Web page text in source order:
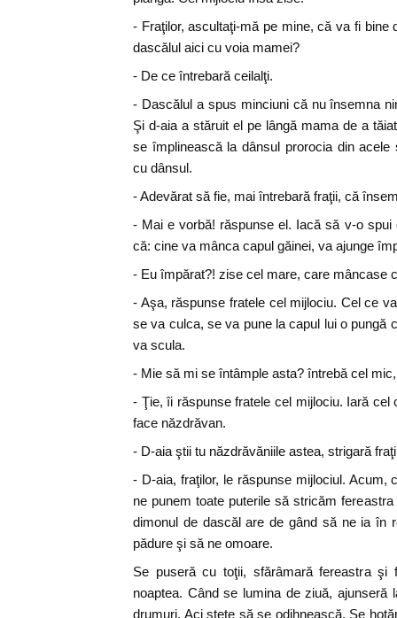
- Fraţilor, ascultaţi-mă pe mine, că va fi bine
dascălul aici cu voia mamei?
- De ce întrebară ceilalţi.
- Dascălul a spus minciuni că nu însemna
Şi d-aia a stăruit el pe lângă mama de a
se împlinească la dânsul prorocia din
cu dânsul.
- Adevărat să fie, mai întrebară fraţii, că
- Mai e vorbă! răspunse el. Iacă să v-o
că: cine va mânca capul găinei, va ajunge
- Eu împărat?! zise cel mare, care mâncase
- Aşa, răspunse fratele cel mijlociu. Cel ce
se va culca, se va pune la capul lui o pungă
va scula.
- Mie să mi se întâmple asta? întrebă cel
- Ţie, îi răspunse fratele cel mijlociu. Iară
face năzdrăvan.
- D-aia ştii tu năzdrăvăniile astea, strigară
- D-aia, fraţilor, le răspunse mijlociul. Acum,
ne punem toate puterile să stricăm
dimonul de dascăl are de gând să ne ia în
pădure şi să ne omoare.
Se puseră cu toţii, sfărâmară fereastra şi
noaptea. Când se lumina de ziuă, ajunseră
drumuri. Aci stete să se odihnească. Se